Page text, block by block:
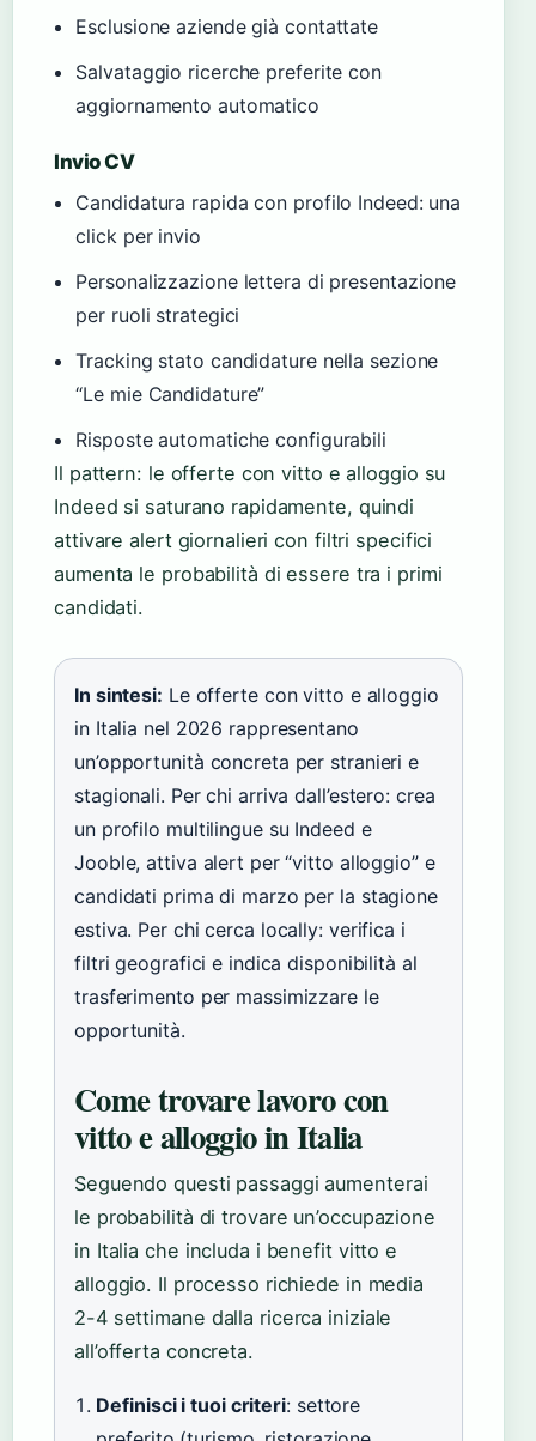
Esclusione aziende già contattate
Salvataggio ricerche preferite con
aggiornamento automatico
Invio CV
Candidatura rapida con profilo Indeed: una
click per invio
Personalizzazione lettera di presentazione
per ruoli strategici
Tracking stato candidature nella sezione
“Le mie Candidature”
Risposte automatiche configurabili
Il pattern: le offerte con vitto e alloggio su
Indeed si saturano rapidamente, quindi
attivare alert giornalieri con filtri specifici
aumenta le probabilità di essere tra i primi
candidati.
In sintesi: Le offerte con vitto e alloggio
in Italia nel 2026 rappresentano
un’opportunità concreta per stranieri e
stagionali. Per chi arriva dall’estero: crea
un profilo multilingue su Indeed e
Jooble, attiva alert per “vitto alloggio” e
candidati prima di marzo per la stagione
estiva. Per chi cerca locally: verifica i
filtri geografici e indica disponibilità al
trasferimento per massimizzare le
opportunità.
Come trovare lavoro con
vitto e alloggio in Italia
Seguendo questi passaggi aumenterai
le probabilità di trovare un’occupazione
in Italia che includa i benefit vitto e
alloggio. Il processo richiede in media
2-4 settimane dalla ricerca iniziale
all’offerta concreta.
Definisci i tuoi criteri: settore